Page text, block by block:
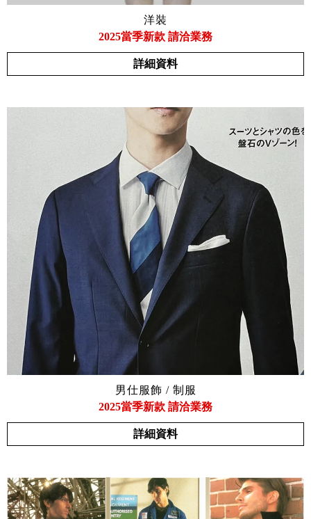
洋裝
2025當季新款 請洽業務
詳細資料
男仕服飾 / 制服
2025當季新款 請洽業務
詳細資料